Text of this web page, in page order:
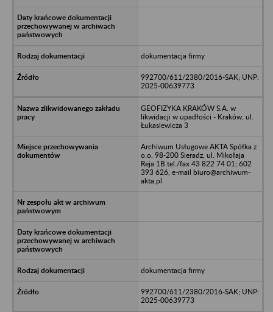
dokumentacja firmy
992700/611/2380/2016-SAK; UNP:
2025-00639773
GEOFIZYKA KRAKÓW S.A. w
likwidacji w upadłości - Kraków, ul.
Łukasiewicza 3
Archiwum Usługowe AKTA Spółka z
o.o. 98-200 Sieradz, ul. Mikołaja
Reja 1B tel./fax 43 822 74 01; 602
393 626, e-mail biuro@archiwum-
akta.pl
dokumentacja firmy
992700/611/2380/2016-SAK; UNP:
2025-00639773